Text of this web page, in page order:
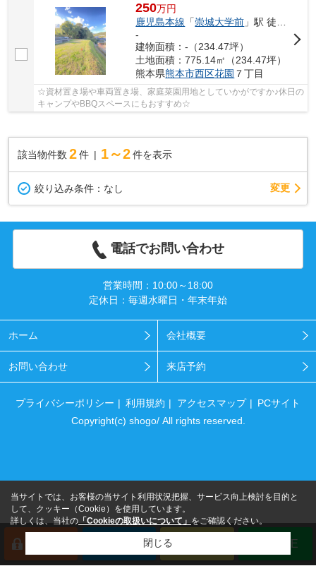
250万円
鹿児島本線 「崇城大学前 」駅 徒歩20分
-
建物面積：-（234.47坪）
土地面積：775.14㎡（234.47坪）
熊本県熊本市西区花園 ７丁目
☆資材置き場や車両置き場、家庭菜園用地としていかがですか♪休日の
キャンプやBBQスペースにもおすすめ☆
該当物件数 2件 1～2 件を表示
絞り込み条件： なし 変更
電話でお問い合わせ
営業時間：10:00～18:00
定休日：毎週水曜日・年末年始
ホーム 会社概要
お問い合わせ 来店予約
プライバシーポリシー 利用規約 アクセスマップ
PCサイト
Copyright(c) shogo/ All rights reserved.
来店予約 LINE
当サイトでは、お客様の当サイト利用状況把握、サービス向上検討を目的と
して、クッキー（Cookie）を使用しています。
詳しくは、当社の「Cookieの取扱いについて」をご確認ください。
閉じる